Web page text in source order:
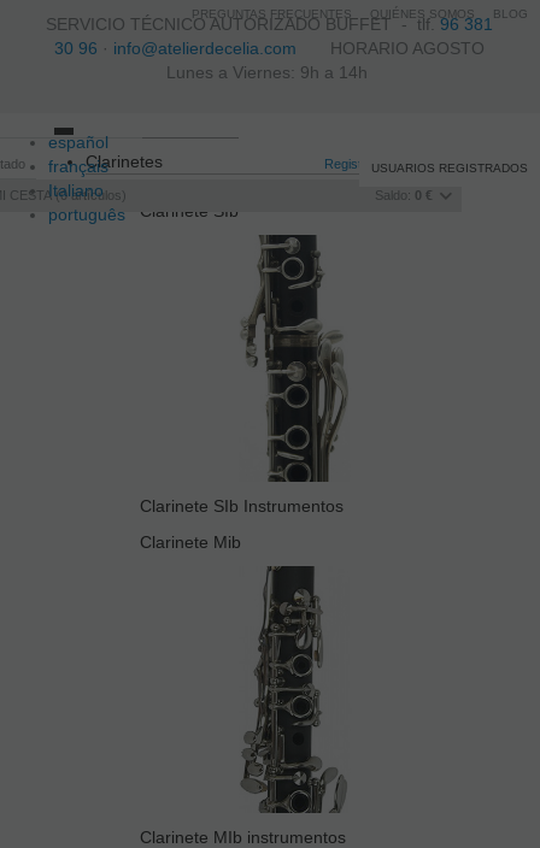
SERVICIO TÉCNICO AUTORIZADO BUFFET -tlf.96 381
30 96 · info@atelierdecelia.com HORARIO AGOSTO
Lunes a Viernes: 9h a 14h
español
français
Italiano
português
Registro /Iniciar sesión
CESTA 0artículos Saldo: 0 €
USUARIOS REGISTRADOS
Toggle
navigation
Clarinetes
Clarinete SIb
Clarinete SIb Instrumentos
Clarinete Mib
Clarinete MIb instrumentos
PREGUNTAS FRECUENTES QUIÉNES SOMOS BLOG